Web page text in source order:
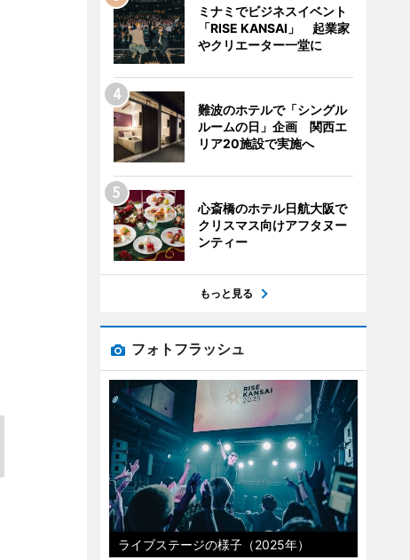
ミナミでビジネスイベント
「RISE KANSAI」 起業家
やクリエーター一堂に
難波のホテルで「シングル
ルームの日」企画 関西エ
リア20施設で実施へ
心斎橋のホテル日航大阪で
クリスマス向けアフタヌー
ンティー
もっと見る
フォトフラッシュ
ライブステージの様子（2025年）